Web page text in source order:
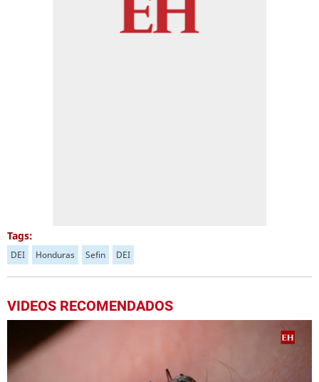
Tags:
DEI Honduras Sefin DEI
VIDEOS RECOMENDADOS